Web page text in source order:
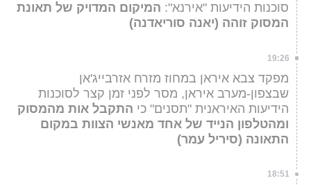
סוכנות הידיעות "אירנא": המיקום המדויק של תאונת
המסוק זוהה (יאנה סוריאדנה)
19:26
מפקד צבא איראן במחוז מזרח אזרבייג'אן
שבצפון-מערב איראן, מסר לפני זמן קצר לסוכנות
הידיעות האיראנית "תסנים" כי התקבל אות מהמסוק
ומהטלפון הנייד של אחד מאנשי הצוות במקום
התאונה (סיריל עמר)
18:51